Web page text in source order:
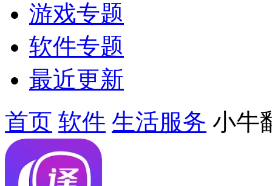
游戏专题
软件专题
最近更新
首页 软件 生活服务 小牛